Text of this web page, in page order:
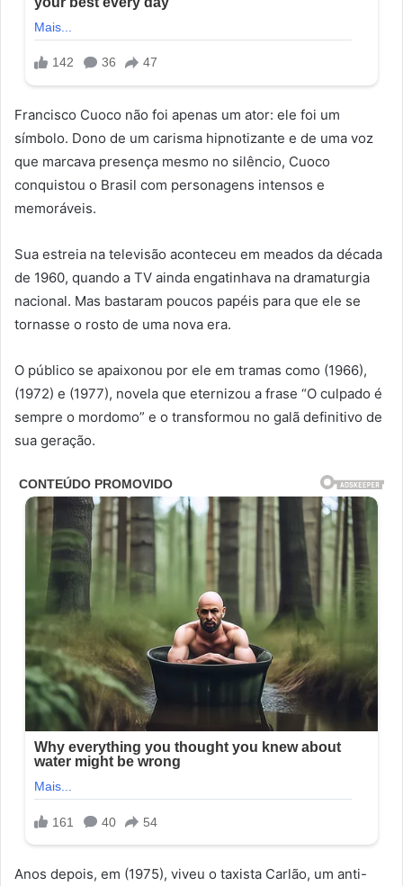
Francisco Cuoco não foi apenas um ator: ele foi um
símbolo. Dono de um carisma hipnotizante e de uma voz
que marcava presença mesmo no silêncio, Cuoco
conquistou o Brasil com personagens intensos e
memoráveis.
Sua estreia na televisão aconteceu em meados da década
de 1960, quando a TV ainda engatinhava na dramaturgia
nacional. Mas bastaram poucos papéis para que ele se
tornasse o rosto de uma nova era.
O público se apaixonou por ele em tramas como (1966),
(1972) e (1977), novela que eternizou a frase “O culpado é
sempre o mordomo” e o transformou no galã definitivo de
sua geração.
Anos depois, em (1975), viveu o taxista Carlão, um anti-